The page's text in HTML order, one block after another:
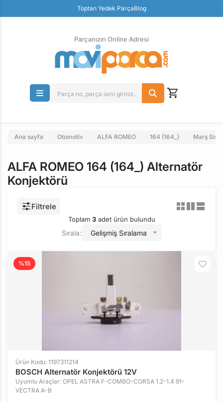
Toptan Yedek ParçaBlog
Ücretsiz İade
Parçanızın Online Adresi
Ana sayfa Otomotiv ALFA ROMEO 164 (164_) Marş
ALFA ROMEO 164 (164_) Alternatör
Konjektörü
Filtrele
Toplam 3adet ürün bulundu
Sırala: Gelişmiş Sıralama
%15
Ürün Kodu: 1197311214
BOSCH Alternatör Konjektörü 12V
Uyumlu Araçlar: OPEL ASTRA F-COMBO-CORSA 1.2-1.4 91-
VECTRA A-B